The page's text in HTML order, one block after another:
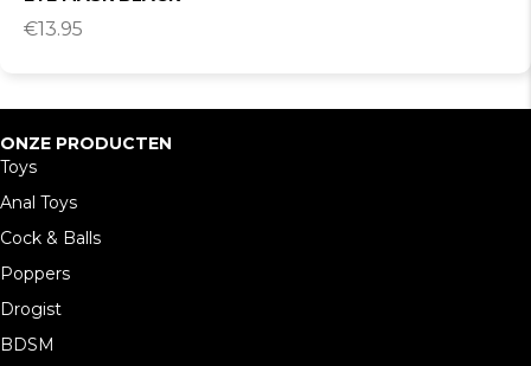
€13.95
ONZE PRODUCTEN
Toys
Anal Toys
Cock & Balls
Poppers
Drogist
BDSM